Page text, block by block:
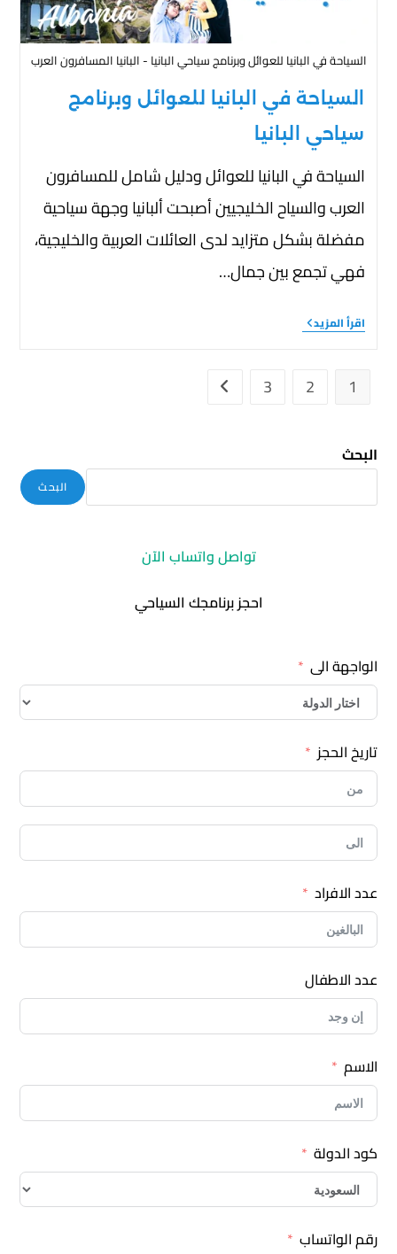
السياحة في البانيا للعوائل وبرنامج سياحي البانيا - البانيا المسافرون العرب
السياحة في البانيا للعوائل وبرنامج
سياحي البانيا
السياحة في البانيا للعوائل ودليل شامل للمسافرون
العرب والسياح الخليجيين أصبحت ألبانيا وجهة سياحية
مفضلة بشكل متزايد لدى العائلات العربية والخليجية،
فهي تجمع بين جمال…
اقرأ المزيد
1
2
3
البحث
البحث
تواصل واتساب الآن
احجز برنامجك السياحي
الواجهة الى
تاريخ الحجز
عدد الافراد
عدد الاطفال
الاسم
كود الدولة
رقم الواتساب